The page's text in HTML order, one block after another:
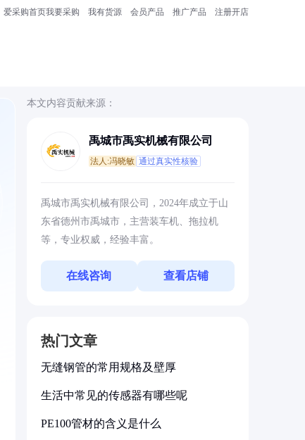
爱采购首页我要采购 我有货源 会员产品 推广产品 注册开店
本文内容贡献来源：
禹城市禹实机械有限公司
法人:冯晓敏 通过真实性核验
禹城市禹实机械有限公司，2024年成立于山
东省德州市禹城市，主营装车机、拖拉机
等，专业权威，经验丰富。
在线咨询 查看店铺
热门文章
无缝钢管的常用规格及壁厚
生活中常见的传感器有哪些呢
PE100管材的含义是什么